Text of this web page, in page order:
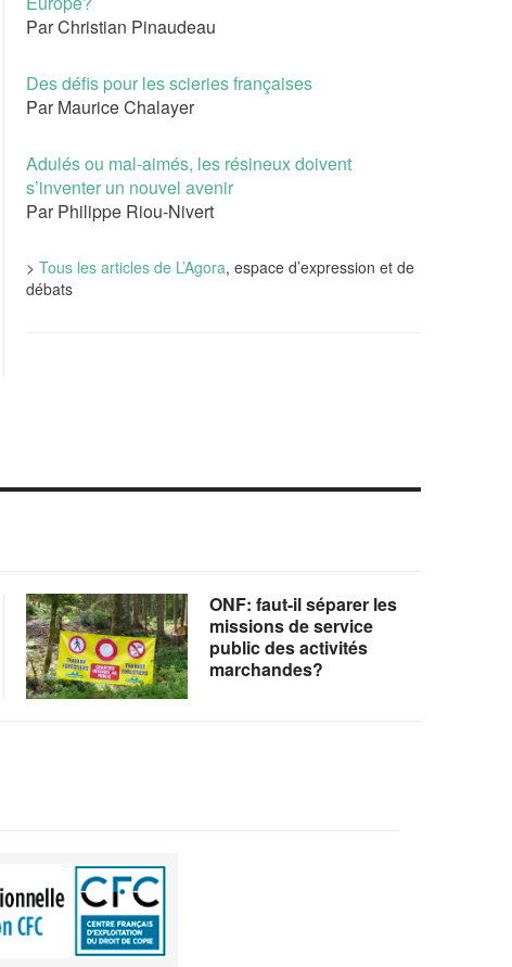
Par Christian Pinaudeau
Des défis pour les scieries françaises
Par Maurice Chalayer
Adulés ou mal-aimés, les résineux doivent
s’inventer un nouvel avenir
Par Philippe Riou-Nivert
> Tous les articles de L’Agora, espace d’expression et de
débats
ONF: faut-il séparer les
missions de service
public des activités
marchandes?